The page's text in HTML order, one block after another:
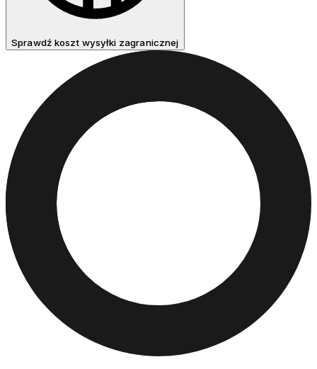
Sprawdź koszt wysyłki zagranicznej